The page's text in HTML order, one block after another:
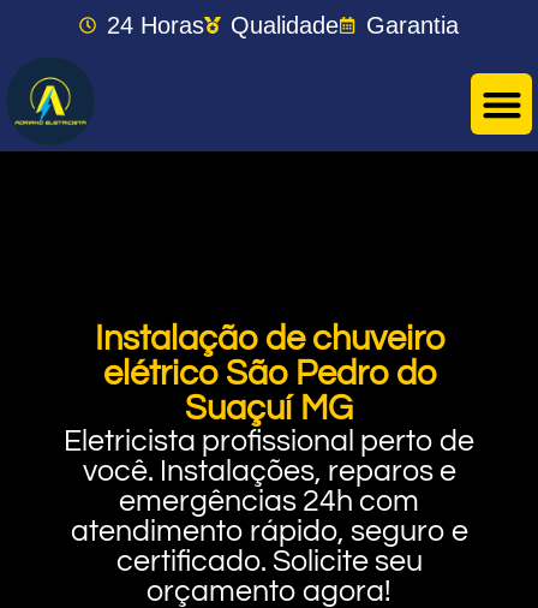
24 Horas Qualidade Garantia
Instalação de chuveiro
elétrico São Pedro do
Suaçuí MG
Eletricista profissional perto de
você. Instalações, reparos e
emergências 24h com
atendimento rápido, seguro e
certificado. Solicite seu
orçamento agora!